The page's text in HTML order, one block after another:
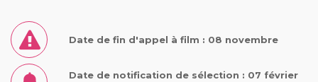
Date de fin d'appel à film : 08 novembre
Date de notification de sélection : 07 février